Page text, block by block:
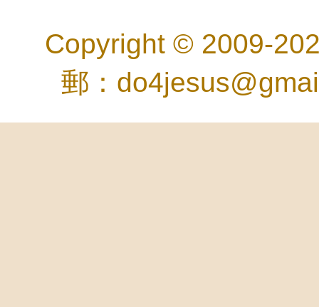
Copyright © 2009-
郵：